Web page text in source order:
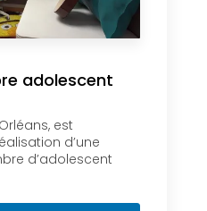
adolescent
est
d’une
d’adolescent